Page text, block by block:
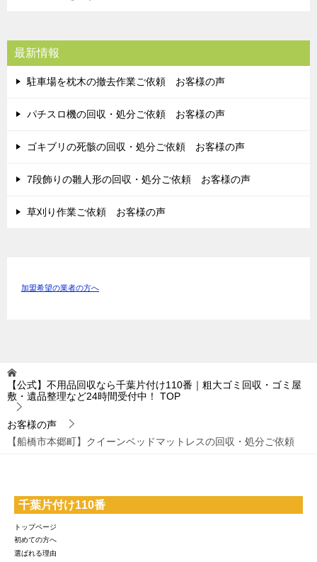
最新情報
駐車場を枕木の撤去作業ご依頼 お客様の声
パチスロ機の回収・処分ご依頼 お客様の声
ゴキブリの死骸の回収・処分ご依頼 お客様の声
7段飾りの雛人形の回収・処分ご依頼 お客様の声
草刈り作業ご依頼 お客様の声
加盟希望の業者の方へ
【公式】不用品回収なら千葉片付け110番｜粗大ゴミ回収・ゴミ屋
敷・遺品整理など24時間受付中！
TOP
お客様の声
【船橋市本郷町】クイーンベッドマットレスの回収・処分ご依頼
千葉片付け110番
トップページ
初めての方へ
選ばれる理由